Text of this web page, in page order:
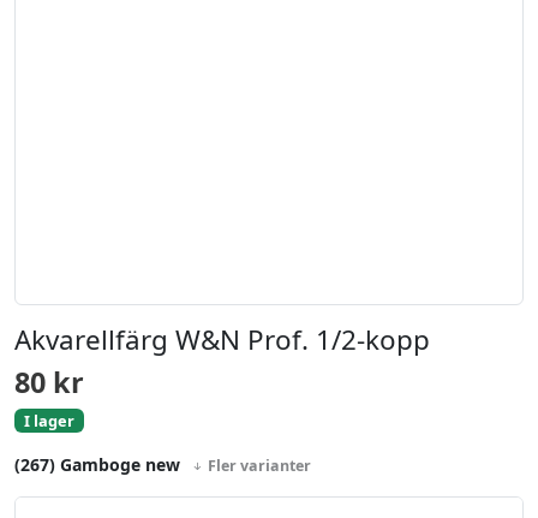
Akvarellfärg W&N Prof. 1/2-kopp
80 kr
I lager
(267) Gamboge new Fler varianter